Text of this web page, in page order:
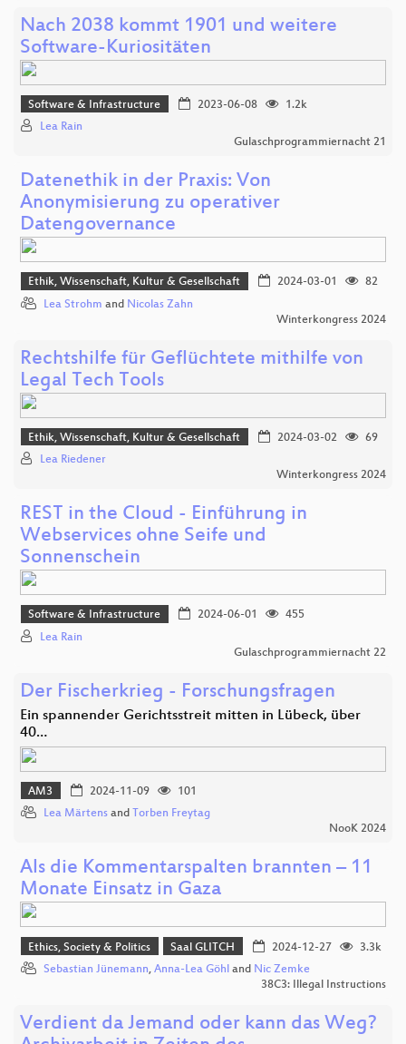
Nach 2038 kommt 1901 und weitere
Software-Kuriositäten
Software & Infrastructure 2023-06-08
1.2k
Lea Rain
Gulaschprogrammiernacht 21
Datenethik in der Praxis: Von
Anonymisierung zu operativer
Datengovernance
Ethik, Wissenschaft, Kultur & Gesellschaft 2024-03-01
82
Lea Strohm and Nicolas Zahn
Winterkongress 2024
Rechtshilfe für Geflüchtete mithilfe von
Legal Tech Tools
Ethik, Wissenschaft, Kultur & Gesellschaft 2024-03-02
69
Lea Riedener
Winterkongress 2024
REST in the Cloud - Einführung in
Webservices ohne Seife und
Sonnenschein
Software & Infrastructure 2024-06-01
455
Lea Rain
Gulaschprogrammiernacht 22
Der Fischerkrieg - Forschungsfragen
Ein spannender Gerichtsstreit mitten in Lübeck, über
40…
AM3 2024-11-09
101
Lea Märtens and Torben Freytag
NooK 2024
Als die Kommentarspalten brannten – 11
Monate Einsatz in Gaza
Ethics, Society & Politics Saal GLITCH 2024-12-27
3.3k
Sebastian Jünemann, Anna-Lea Göhl and Nic Zemke
38C3: Illegal Instructions
Verdient da Jemand oder kann das Weg?